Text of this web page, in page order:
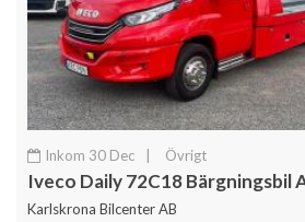
Inkom 30 Dec Övrigt
Karlskrona Bilcenter AB